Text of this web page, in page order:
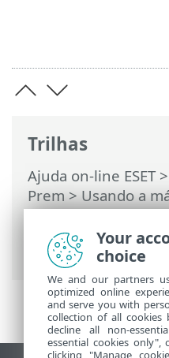
Trilhas
Ajuda on-line ESET>
Prem>Usando a
PROTECT>Console
máquina virtual
do banco de dados
Your
choice
We and our partners
optimized online
and serve you with
collection of all cookies
decline all non-
essential cookies
clicking "Manage